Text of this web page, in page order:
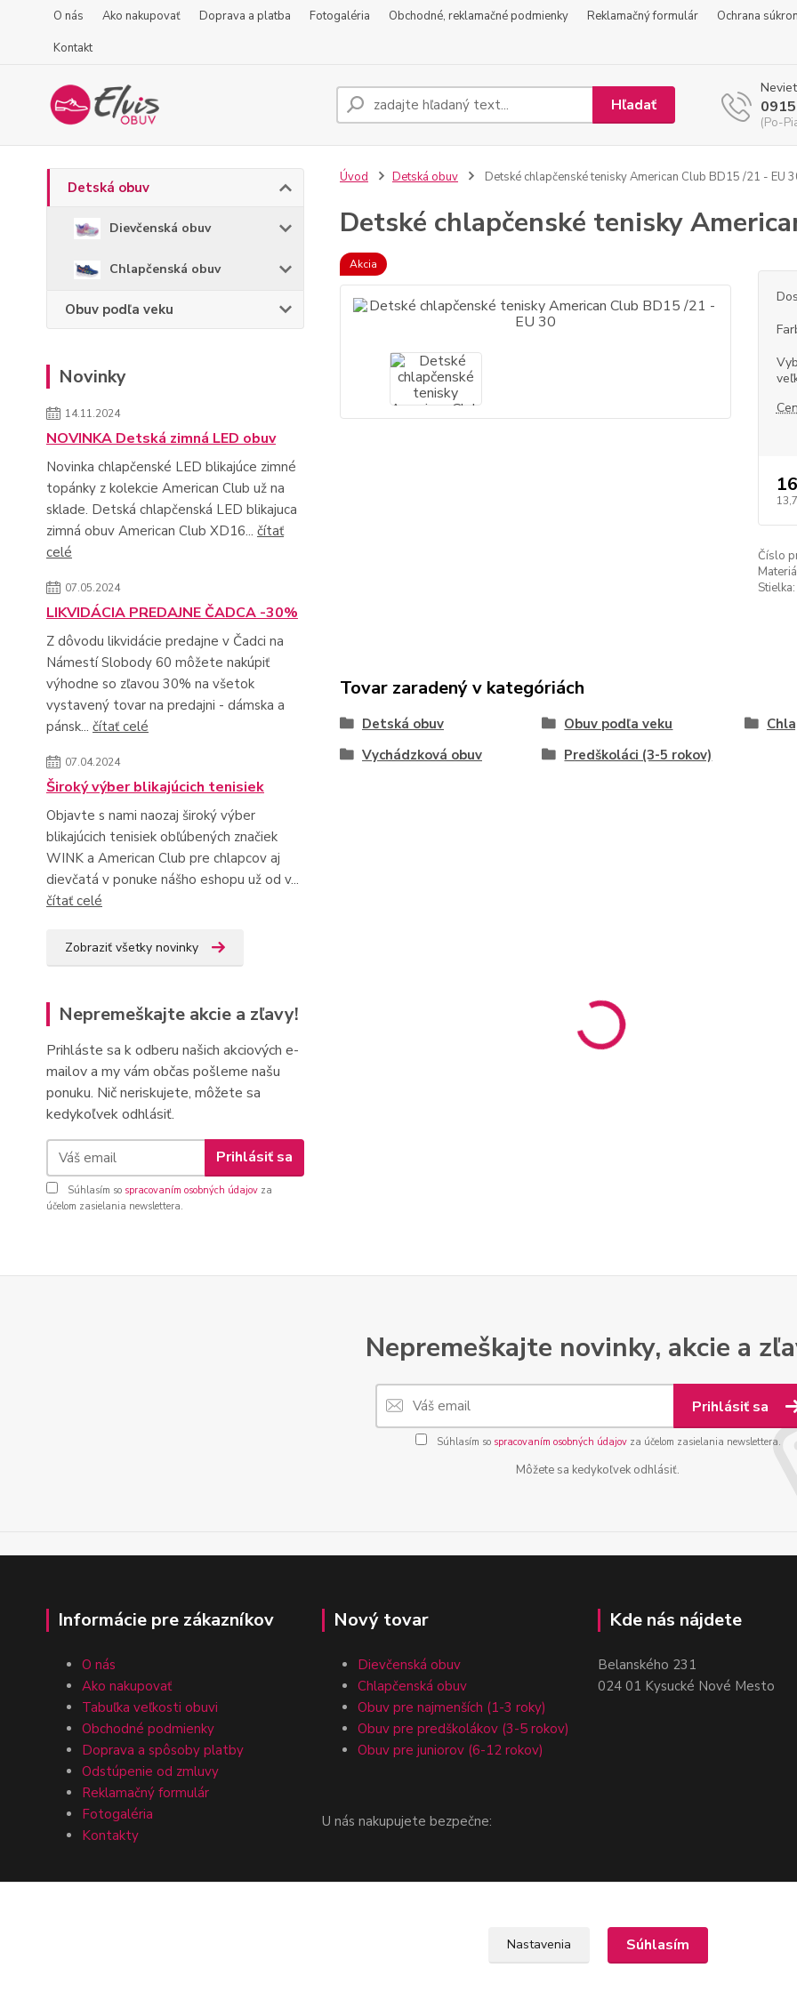
O nás Ako nakupovať Doprava a platba Fotogaléria Obchodné, reklamačné podmienky Reklamačný formulár
Ochrana
Kontakt
Hľadať
(Po-
Detská obuv
Dievčenská obuv
Chlapčenská obuv
Obuv podľa veku
Novinky
14.11.2024
NOVINKA Detská zimná LED obuv
Novinka chlapčenské LED blikajúce zimné
topánky z kolekcie American Club už na
sklade. Detská chlapčenská LED blikajuca
zimná obuv American Club XD16... čítať
celé
07.05.2024
LIKVIDÁCIA PREDAJNE ČADCA -30%
Z dôvodu likvidácie predajne v Čadci na
Námestí Slobody 60 môžete nakúpiť
výhodne so zľavou 30% na všetok
vystavený tovar na predajni - dámska a
pánsk... čítať celé
07.04.2024
Široký výber blikajúcich tenisiek
Objavte s nami naozaj široký výber
blikajúcich tenisiek obľúbených značiek
WINK a American Club pre chlapcov aj
dievčatá v ponuke nášho eshopu už od v...
čítať celé
Zobraziť všetky novinky
Nepremeškajte akcie a zľavy!
Prihláste sa k odberu našich akciových e-
mailov a my vám občas pošleme našu
ponuku. Nič neriskujete, môžete sa
kedykoľvek odhlásiť.
Prihlásiť sa
Súhlasím so spracovaním osobných údajov za
účelom zasielania newslettera.
Úvod Detská obuv Detské chlapčenské tenisky American Club BD15 /21 - EU
Detské chlapčenské tenisky
Akcia
Číslo
Stielka:
Tovar zaradený v kategóriách
Detská obuv Obuv podľa veku
Vychádzková obuv
Predškoláci (3-5 rokov)
Nepremeškajte novinky, akcie a
Prihlásiť sa
Súhlasím so spracovaním osobných údajovza účelom zasielania newslettera.
Môžete sa kedykoľvek odhlásiť.
Informácie pre zákazníkov
O nás
Ako nakupovať
Tabuľka veľkosti obuvi
Obchodné podmienky
Doprava a spôsoby platby
Odstúpenie od zmluvy
Reklamačný formulár
Fotogaléria
Kontakty
Nový tovar
Dievčenská obuv
Chlapčenská obuv
Obuv pre najmenších (1-3 roky)
Obuv pre predškolákov (3-5 rokov)
Obuv pre juniorov (6-12 rokov)
U nás nakupujete bezpečne:
Kde nás nájdete
Belanského 231
024 01 Kysucké Nové Mesto
Nastavenia Súhlasím